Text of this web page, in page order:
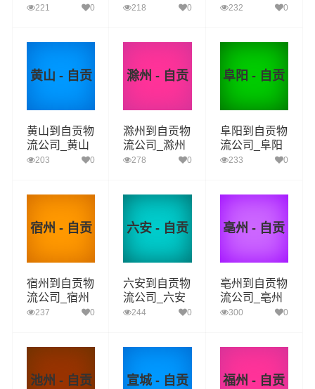
到自贡货运_
221 0
到自贡货运_
218 0
到自贡货运_
232 0
黄山 - 自贡
黄山到自贡物
流公司_黄山
到自贡货运_
203 0
滁州 - 自贡
滁州到自贡物
流公司_滁州
到自贡货运_
278 0
阜阳 - 自贡
阜阳到自贡物
流公司_阜阳
到自贡货运_
233 0
宿州 - 自贡
宿州到自贡物
流公司_宿州
到自贡货运_
237 0
六安 - 自贡
六安到自贡物
流公司_六安
到自贡货运_
244 0
亳州 - 自贡
亳州到自贡物
流公司_亳州
到自贡货运_
300 0
池州 - 自贡 宣城 - 自贡 福州 - 自贡